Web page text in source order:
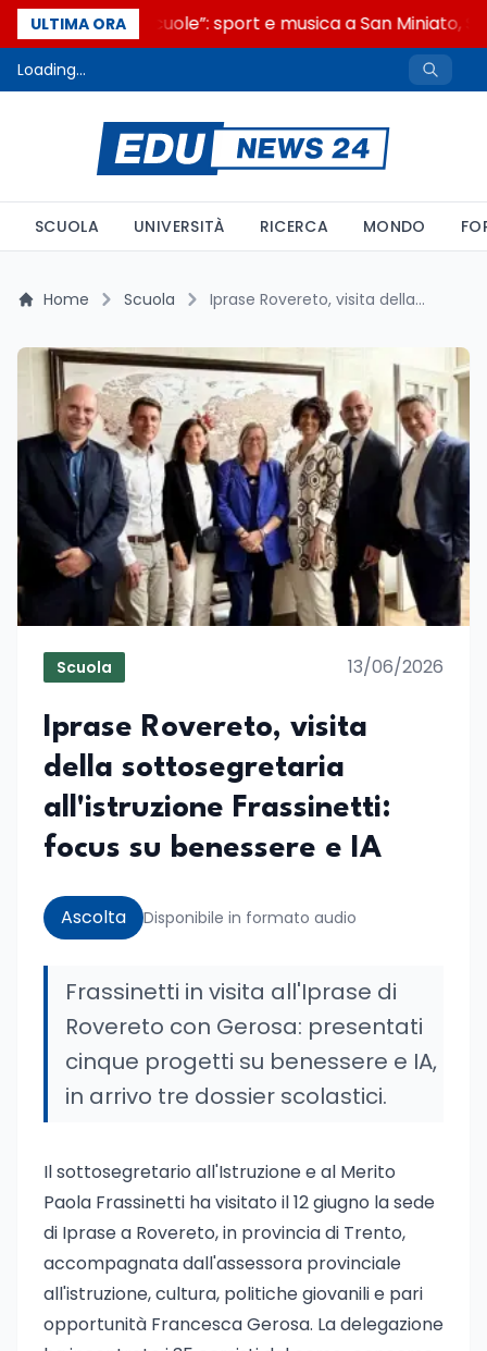
ULTIMA ORA
“Noi siamo le Scuole”: sport e musica a San Miniato,
Loading...
SCUOLA UNIVERSITÀ RICERCA MONDO
Home Scuola Iprase Rovereto, visita della sottosegretaria all'istruzione Frassinetti: focus su benessere e IA
Scuola 13/06/2026
Iprase Rovereto, visita
della sottosegretaria
all'istruzione Frassinetti:
focus su benessere e IA
Ascolta Disponibile in formato audio
Frassinetti in visita all'Iprase di
Rovereto con Gerosa: presentati
cinque progetti su benessere e IA,
in arrivo tre dossier scolastici.
Il sottosegretario all'Istruzione e al Merito
Paola Frassinetti ha visitato il 12 giugno la sede
di Iprase a Rovereto, in provincia di Trento,
accompagnata dall'assessora provinciale
all'istruzione, cultura, politiche giovanili e pari
opportunità Francesca Gerosa. La delegazione